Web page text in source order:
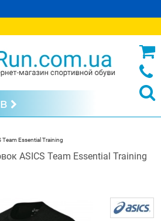
Essential Training
ASICS Team Essential Training